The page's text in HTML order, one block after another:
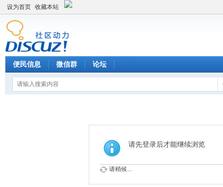
设为首页 收藏本站
便民信息 微信群 论坛
请先登录后才能继续浏览
请稍候...